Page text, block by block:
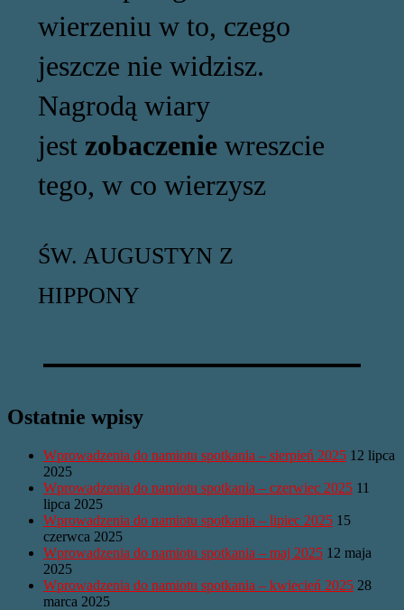
wierzeniu w to, czego
jeszcze nie widzisz.
Nagrodą wiary
jest zobaczeniewreszcie
tego, w co wierzysz
ŚW. AUGUSTYN Z
HIPPONY
Ostatnie wpisy
Wprowadzenia do namiotu spotkania – sierpień 2025 12 lipca
2025
Wprowadzenia do namiotu spotkania – czerwiec 2025 11
lipca 2025
Wprowadzenia do namiotu spotkania – lipiec 2025 15
czerwca 2025
Wprowadzenia do namiotu spotkania – maj 2025 12 maja
2025
Wprowadzenia do namiotu spotkania – kwiecień 2025 28
marca 2025